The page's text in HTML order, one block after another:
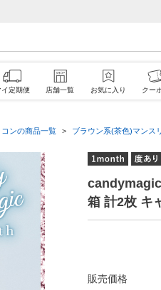
ンの商品一覧 ブラウン系(茶色)マンス
箱 計2枚 キ
販売価格
イ定期便 店舗一覧 お気に入り クー